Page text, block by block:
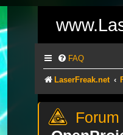
FAQ
LaserFreak.net